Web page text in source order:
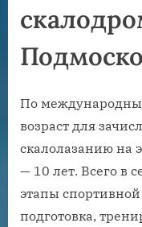
По
возраст для
скалолазанию на
— 10 лет. Всего в
этапы
подготовка,